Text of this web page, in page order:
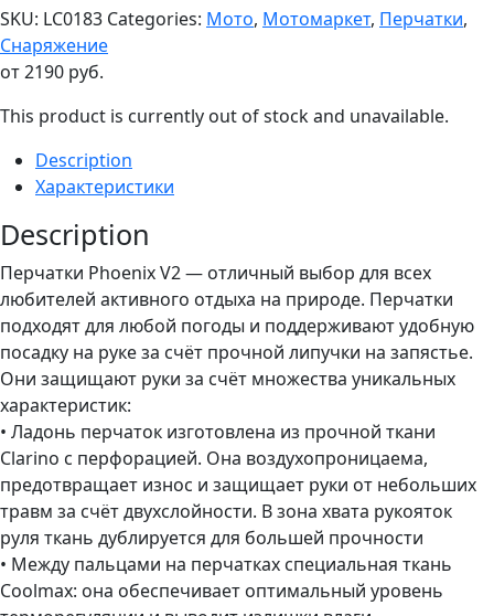
SKU: LC0183 Categories: Мото, Мотомаркет, Перчатки,
Снаряжение
от2190 руб.
This product is currently out of stock and unavailable.
Description
Характеристики
Description
Перчатки Phoenix V2 — отличный выбор для всех
любителей активного отдыха на природе. Перчатки
подходят для любой погоды и поддерживают удобную
посадку на руке за счёт прочной липучки на запястье.
Они защищают руки за счёт множества уникальных
характеристик:
• Ладонь перчаток изготовлена из прочной ткани
Clarino с перфорацией. Она воздухопроницаема,
предотвращает износ и защищает руки от небольших
травм за счёт двухслойности. В зона хвата рукояток
руля ткань дублируется для большей прочности
• Между пальцами на перчатках специальная ткань
Coolmax: она обеспечивает оптимальный уровень